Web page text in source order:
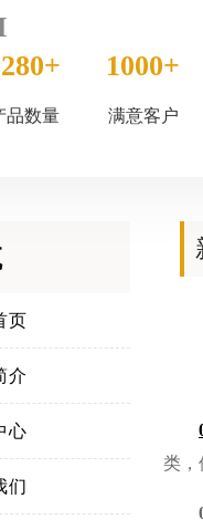
品数量
1000+
满意客户
页
介
心
们
类，